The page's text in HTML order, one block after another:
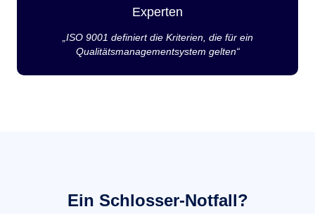
Experten
„ISO 9001 definiert die Kriterien, die für ein
Qualitätsmanagementsystem gelten“
Ein Schlosser-Notfall?